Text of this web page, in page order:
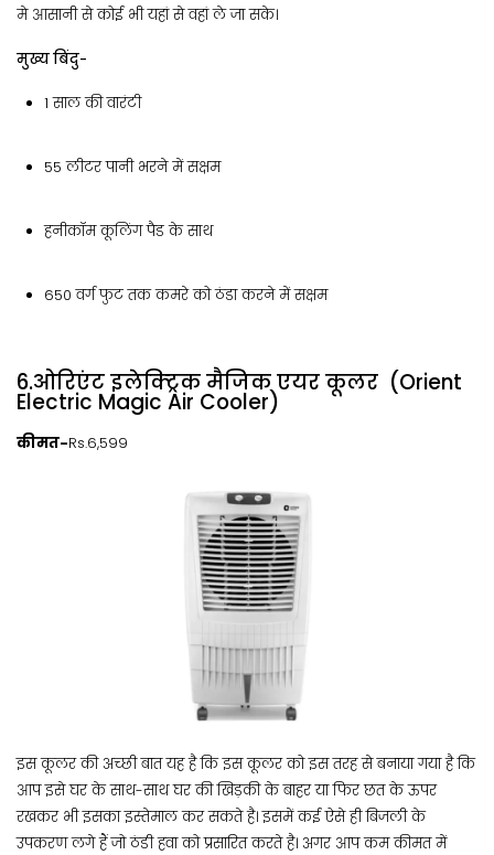
मे आसानी से कोई भी यहां से वहां ले जा सके।
मुख्य बिंदु-
1 साल की वारंटी
55 लीटर पानी भरने में सक्षम
हनीकॉम कूलिंग पैड के साथ
650 वर्ग फुट तक कमरे को ठंडा करने में सक्षम
6.ओरिएंट इलेक्ट्रिक मैजिक एयर कूलर (Orient
Electric Magic Air Cooler)
कीमत-Rs.6,599
इस कूलर की अच्छी बात यह है कि इस कूलर को इस तरह से बनाया गया है कि
आप इसे घर के साथ-साथ घर की खिड़की के बाहर या फिर छत के ऊपर
रखकर भी इसका इस्तेमाल कर सकते है। इसमें कई ऐसे ही बिजली के
उपकरण लगे हैं जो ठंडी हवा को प्रसारित करते है। अगर आप कम कीमत में